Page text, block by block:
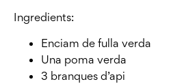
Ingredients:
Enciam de fulla verda
Una poma verda
3 branques d’api